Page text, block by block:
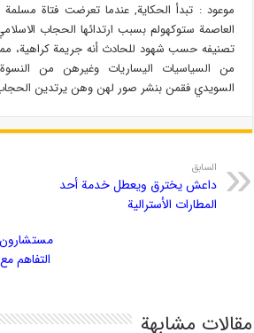
موعود : تبدأ الحكاية, عندما تعرضت فتاة
العاصمة ستوكهولم بسبب ارتدائها الحجاب
تصنيفه حسب شهود للحادث أنه جريمة كراهية،
من السياسيات اليساريات وغيرهن من
السويدي فقمن بنشر صور لهن وهن يرتدين
السابق
داعش يخترق ويعطل خدمة أحد
المطارات الأسترالية
التفاهم
مقالات مشابهة